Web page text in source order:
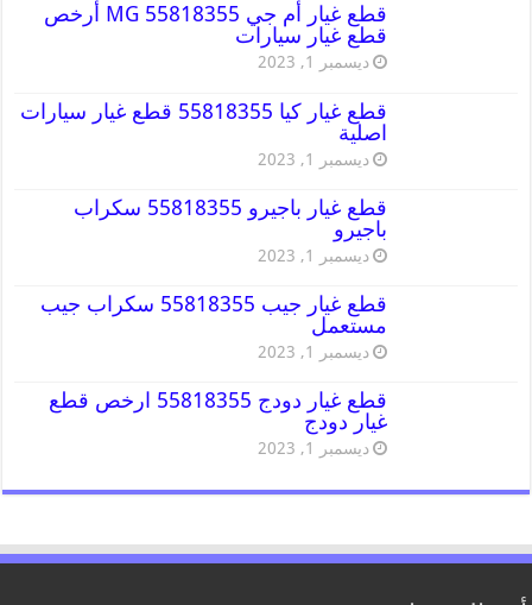
قطع غيار أم جي MG 55818355 أرخص
قطع غيار سيارات
ديسمبر 1, 2023
قطع غيار كيا 55818355 قطع غيار سيارات
اصلية
ديسمبر 1, 2023
قطع غيار باجيرو 55818355 سكراب
باجيرو
ديسمبر 1, 2023
قطع غيار جيب 55818355 سكراب جيب
مستعمل
ديسمبر 1, 2023
قطع غيار دودج 55818355 ارخص قطع
غيار دودج
ديسمبر 1, 2023